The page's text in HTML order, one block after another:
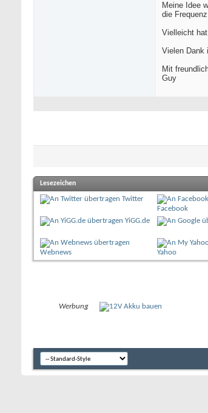
Meine Idee
die
Vielleicht
Vielen Dank
Mit
Guy
Lesezeichen
Twitter
Facebook
YiGG.de
Webnews
Yahoo
Werbung